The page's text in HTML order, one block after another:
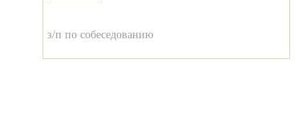
з/п по собеседованию